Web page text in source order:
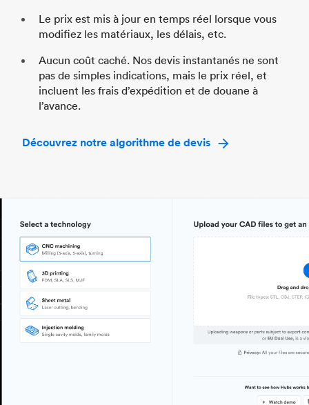
Le prix est mis à jour en temps réel lorsque vous
modifiez les matériaux, les délais, etc.
Aucun coût caché. Nos devis instantanés ne sont
pas de simples indications, mais le prix réel, et
incluent les frais d’expédition et de douane à
l’avance.
Découvrez notre algorithme de devis